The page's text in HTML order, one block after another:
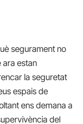
segurament no
ara estan
la seguretat
espais de
ens demana a
del